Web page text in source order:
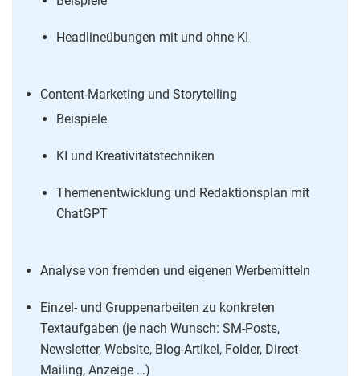
Headlineübungen mit und ohne KI
Content-Marketing und Storytelling
Beispiele
KI und Kreativitätstechniken
Themenentwicklung und Redaktionsplan mit
ChatGPT
Analyse von fremden und eigenen Werbemitteln
Einzel- und Gruppenarbeiten zu konkreten
Textaufgaben (je nach Wunsch: SM-Posts,
Newsletter, Website, Blog-Artikel, Folder, Direct-
Mailing, Anzeige …)